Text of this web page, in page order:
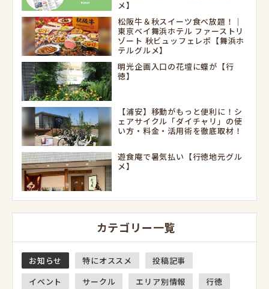
メ】
松阪牛＆秋スイーツ食べ放題！｜
東京ベイ舞浜ホテル ファーストリ
ゾート 秋ビュッフェレポ【舞浜ホ
テルグルメ】
明光企画入口の花壇に蝶が【行
徳】
【浦安】移動がもっと便利に！シ
ェアサイクル「ダイチャリ」の使
い方・料金・活用術を徹底取材！
遊食庵で暑気払い【行徳地元グル
メ】
カテゴリー一覧
お知らせ 特にオススメ
投稿記事
イベント
サークル エリア別情報
行徳